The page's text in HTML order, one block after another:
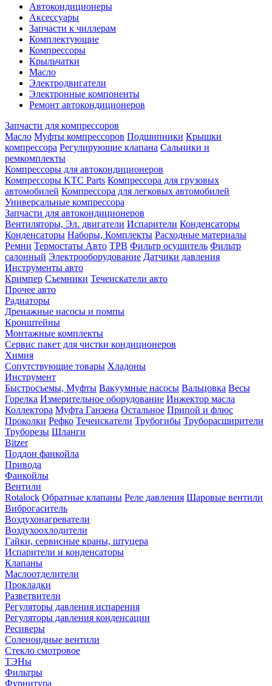
Автокондиционеры
Аксессуары
Запчасти к чиллерам
Комплектующие
Компрессоры
Крыльчатки
Масло
Электродвигатели
Электронные компоненты
Ремонт автокондиционеров
Запчасти для компрессоров
Масло Муфты компрессоров Подшипники Крышки
компрессора Регулирующие клапана Сальники и
ремкомплекты
Компрессоры для автокондиционеров
Компрессоры KTC Parts Компрессора для грузовых
автомобилей Компрессора для легковых автомобилей
Универсальные компрессора
Запчасти для автокондиционеров
Вентиляторы, Эл. двигатели Испарители Конденсаторы
Конденсаторы Наборы, Комплекты Расходные материалы
Ремни Термостаты Авто ТРВ Фильтр осушитель Фильтр
салонный Электрооборудование Датчики давления
Инструменты авто
Кримпер Съемники Течеискатели авто
Прочее авто
Радиаторы
Дренажные насосы и помпы
Кронштейны
Монтажные комплекты
Сервис пакет для чистки кондиционеров
Химия
Сопутствующие товары Хладоны
Инструмент
Быстросъемы, Муфты Вакуумные насосы Вальцовка Весы
Горелка Измерительное оборудование Инжектор масла
Коллектора Муфта Ганзена Остальное Припой и флюс
Проколки Рефко Течеискатели Трубогибы Труборасширители
Труборезы Шланги
Bitzer
Поддон фанкойла
Привода
Фанкойлы
Вентили
Rotalock Обратные клапаны Реле давления Шаровые вентили
Виброгаситель
Воздухонагреватели
Воздухоохлодители
Гайки, сервисные краны, штуцера
Испарители и конденсаторы
Клапаны
Маслоотделители
Прокладки
Разветвители
Регуляторы давления испарения
Регуляторы давления конденсации
Ресиверы
Соленоидные вентили
Стекло смотровое
ТЭНы
Фильтры
Фурнитура